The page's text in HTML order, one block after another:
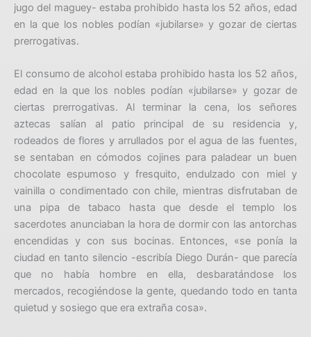
jugo del maguey- estaba prohibido hasta los 52 años, edad
en la que los nobles podían «jubilarse» y gozar de ciertas
prerrogativas.
El consumo de alcohol estaba prohibido hasta los 52 años,
edad en la que los nobles podían «jubilarse» y gozar de
ciertas prerrogativas. Al terminar la cena, los señores
aztecas salían al patio principal de su residencia y,
rodeados de flores y arrullados por el agua de las fuentes,
se sentaban en cómodos cojines para paladear un buen
chocolate espumoso y fresquito, endulzado con miel y
vainilla o condimentado con chile, mientras disfrutaban de
una pipa de tabaco hasta que desde el templo los
sacerdotes anunciaban la hora de dormir con las antorchas
encendidas y con sus bocinas. Entonces, «se ponía la
ciudad en tanto silencio -escribía Diego Durán- que parecía
que no había hombre en ella, desbaratándose los
mercados, recogiéndose la gente, quedando todo en tanta
quietud y sosiego que era extraña cosa».